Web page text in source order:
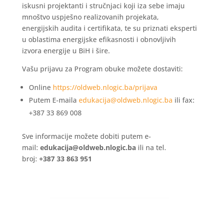
iskusni projektanti i stručnjaci koji iza sebe imaju
mnoštvo uspješno realizovanih projekata,
energijskih audita i certifikata, te su priznati eksperti
u oblastima energijske efikasnosti i obnovljivih
izvora energije u BiH i šire.
Vašu prijavu za Program obuke možete dostaviti:
Online https://oldweb.nlogic.ba/prijava
Putem E-maila edukacija@oldweb.nlogic.ba ili fax:
+387 33 869 008
Sve informacije možete dobiti putem e-
mail: edukacija@oldweb.nlogic.baili na tel.
broj: +387 33 863 951